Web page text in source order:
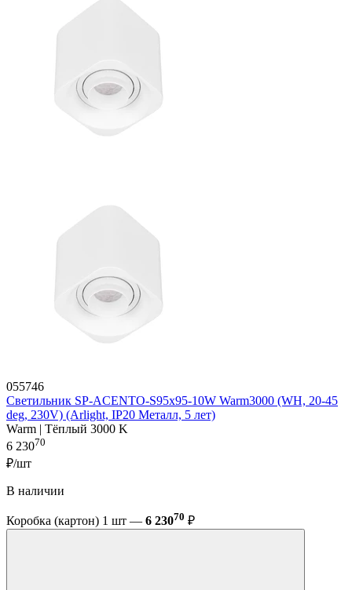
055746
Светильник SP-ACENTO-S95x95-10W Warm3000 (WH, 20-45
deg, 230V) (Arlight, IP20 Металл, 5 лет)
Warm | Тёплый 3000 K
6 23070
₽/шт
В наличии
Коробка (картон) 1 шт — 6 23070 ₽